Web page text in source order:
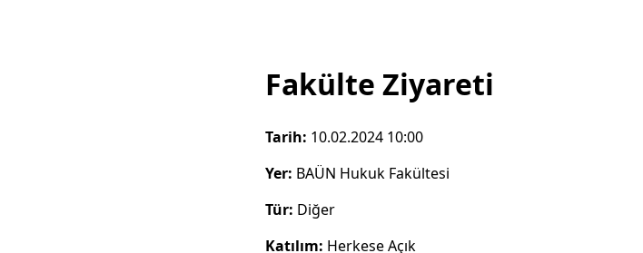
Fakülte Ziyareti
Tarih: 10.02.2024 10:00
Yer: BAÜN Hukuk Fakültesi
Tür: Diğer
Katılım: Herkese Açık